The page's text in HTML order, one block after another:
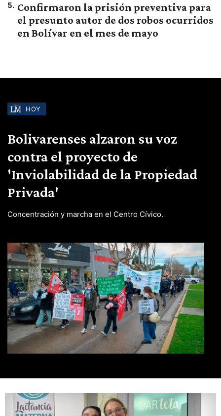
5. Confirmaron la prisión preventiva para
el presunto autor de dos robos ocurridos
en Bolívar en el mes de mayo
HOY
Bolivarenses alzaron su voz
contra el proyecto de
'Inviolabilidad de la Propiedad
Privada'
Concentración y marcha en el Centro Cívico.